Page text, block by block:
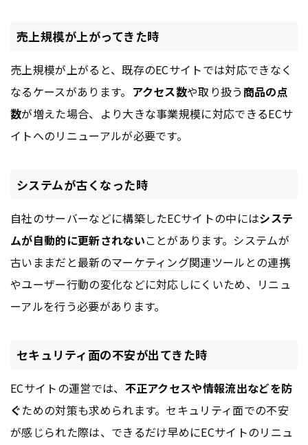
売上規模が上がってきた時
売上規模が上がると、既存のECサイトでは対応できなく
なるケースがあります。 アクセス数や取り扱う 商品の点
数が増えた場合、より大きな事業規模に対応できるECサ
イトへのリニューアルが必要です。
システムが古くなった時
自社のサーバーなどに構築したECサイトの中にはシステ
ムが自動的に更新されないことがあります。システムが
古いままだと最新のマーケティング関連ツールとの連携
やユーザー行動の変化などに対応しにくいため、リニュ
ーアルを行う必要があります。
セキュリティ面の不安が出てきた時
ECサイトの運営では、 不正アクセスや情報流出などを防
ぐための対策も求められます。セキュリティ面での不安
が感じられた際は、できるだけ早めにECサイトのリニュ